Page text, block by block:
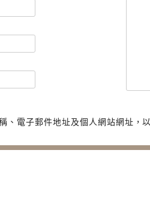
、電子郵件地址及個人網站網址，